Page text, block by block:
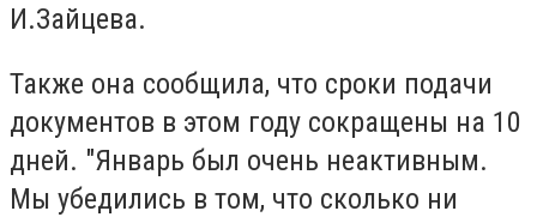
И.Зайцева.
Также она сообщила, что сроки подачи
документов в этом году сокращены на 10
дней. "Январь был очень неактивным.
Мы убедились в том, что сколько ни